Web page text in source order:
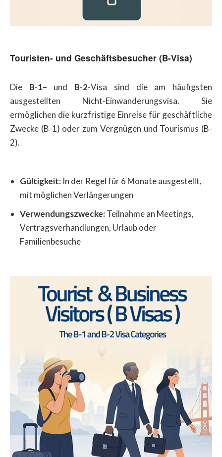
Touristen- und Geschäftsbesucher (B-Visa)
Die B-1– und B-2-Visa sind die am häufigsten
ausgestellten Nicht-Einwanderungsvisa. Sie
ermöglichen die kurzfristige Einreise für geschäftliche
Zwecke (B-1) oder zum Vergnügen und Tourismus (B-
2).
Gültigkeit: In der Regel für 6 Monate ausgestellt,
mit möglichen Verlängerungen
Verwendungszwecke:Teilnahme an Meetings,
Vertragsverhandlungen, Urlaub oder
Familienbesuche